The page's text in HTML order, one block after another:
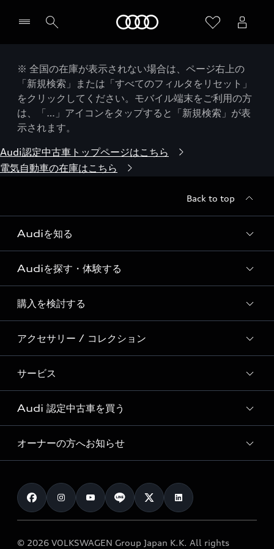
※ 全国の在庫が表示されない場合は、ページ右上の
「新規検索」または「すべてのフィルタをリセット」
をクリックしてください。モバイル端末をご利用の方
は、「…」アイコンをタップすると「新規検索」が表
示されます。
Audi認定中古車トップページはこちら
電気自動車の在庫はこちら
Back to top
Audiを知る
Audi ブランド
Story of Progress
Audi Sport
Formula 1®
デジタルサービス
Audiを探す・体験する
ディーラー検索
新車在庫検索
試乗車・展示車検索
見積り依頼
試乗予約
購入を検討する
モデル一覧
特別仕様モデル / 限定モデル
e-tronラインアップ
価格シミュレーション
車両比較
カタログ一覧
アクセサリー / コレクション
純正アクセサリー
オンラインショップ
Audi collection
アウディナビアプリ
サービス
サービス入庫予約
サービスプログラム
メンテナンス
車検 / 定期点検
e-tronアフターサポート
Audi 認定中古車を買う
Audi認定中古車
クオリティ
保証
メンテナンス
オーナーの方へお知らせ
お知らせ
オーナー様向けキャンペーン
© 2026 VOLKSWAGEN Group Japan K.K. All rights